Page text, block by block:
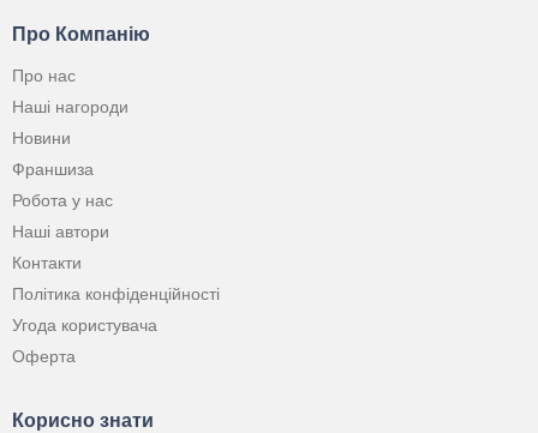
Про Компанію
Про нас
Наші нагороди
Новини
Франшиза
Робота у нас
Наші автори
Контакти
Політика конфіденційності
Угода користувача
Оферта
Корисно знати